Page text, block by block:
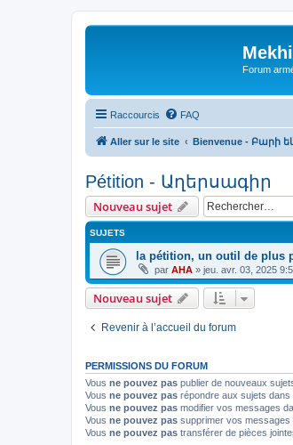
Forum
Raccourcis FAQ
Aller sur le site Bienvenue - Բարի
Pétition - Աղերսագիր
Nouveau sujet
SUJETS
la pétition, un outil de plus
par AHA » jeu. avr. 03, 2025
Nouveau sujet
Revenir à l’accueil du forum
PERMISSIONS DU FORUM
Vous ne pouvez pas publier de nouveaux
Vous ne pouvez pas répondre aux sujets dans
Vous ne pouvez pas modifier vos messages
Vous ne pouvez pas supprimer vos messages
Vous ne pouvez pas transférer de pièces